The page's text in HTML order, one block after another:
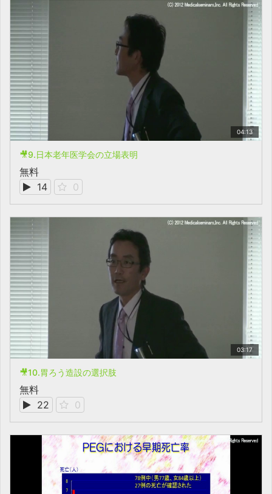
04:13
🎥9.日本老年医学会の立場表明
無料
14
0
03:17
🎥10.胃ろう造設の選択肢
無料
22
0